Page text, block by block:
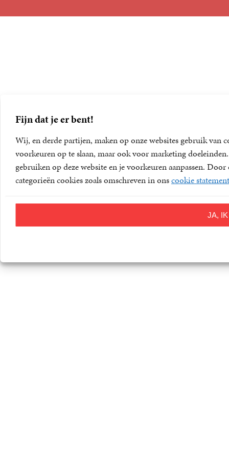
Fijn dat je er bent!
Wij, en derde partijen, maken op onze websites gebruik
voorkeuren op te slaan, maar ook voor marketing
gebruiken op deze website en je voorkeuren aanpassen.
categorieën cookies zoals omschreven in onscookie statement
JA,